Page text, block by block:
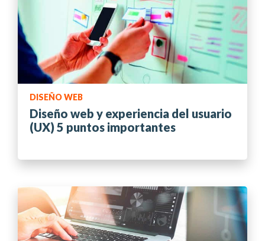
DISEÑO WEB
Diseño web y experiencia del usuario
(UX) 5 puntos importantes